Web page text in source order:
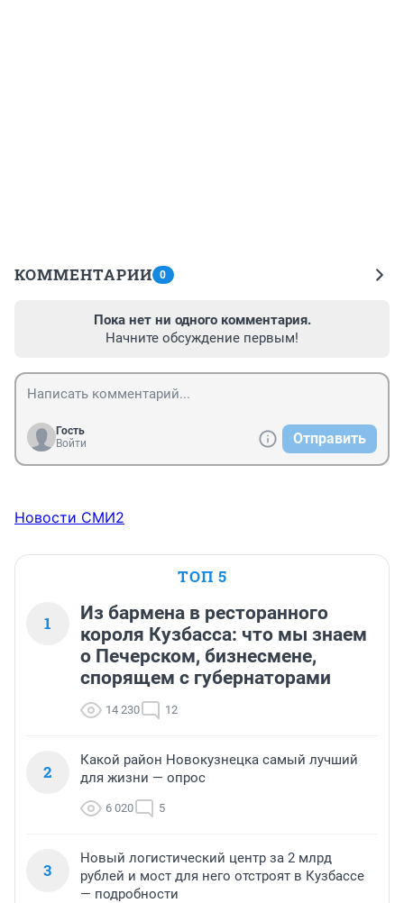
КОММЕНТАРИИ 0
Пока нет ни одного комментария.
Начните обсуждение первым!
Гость
Войти
Отправить
Новости СМИ2
ТОП 5
1
Из бармена в ресторанного
короля Кузбасса: что мы знаем
о Печерском, бизнесмене,
спорящем с губернаторами
14 230 12
2
Какой район Новокузнецка самый лучший
для жизни — опрос
6 020 5
3
Новый логистический центр за 2 млрд
рублей и мост для него отстроят в Кузбассе
— подробности